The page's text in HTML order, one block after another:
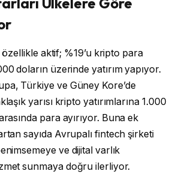
özellikle aktif; %19’u kripto para
doların üzerinde yatırım yapıyor.
Türkiye ve Güney Kore’de
yarısı kripto yatırımlarına 1.000
para ayırıyor. Buna ek
sayıda Avrupalı ​​fintech şirketi
ve dijital varlık
sunmaya doğru ilerliyor.